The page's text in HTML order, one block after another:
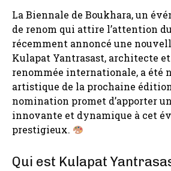
La Biennale de Boukhara, un
de renom qui attire l’attention
récemment annoncé une
Kulapat Yantrasast, architecte
renommée internationale, a été
artistique de la prochaine
nomination promet d’apporter
innovante et dynamique à cet
prestigieux.
Qui est Kulapat